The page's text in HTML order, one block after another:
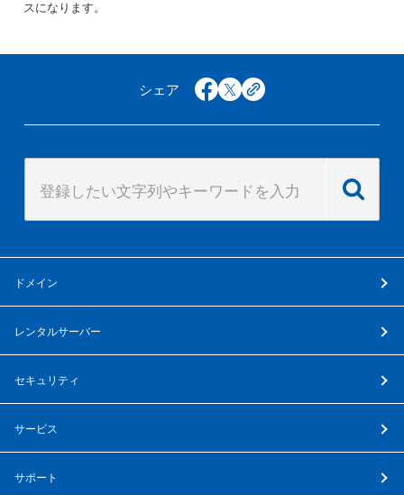
スになります。
シェア facebook
x copy
ドメイン
レンタルサーバー
セキュリティ
サービス
サポート